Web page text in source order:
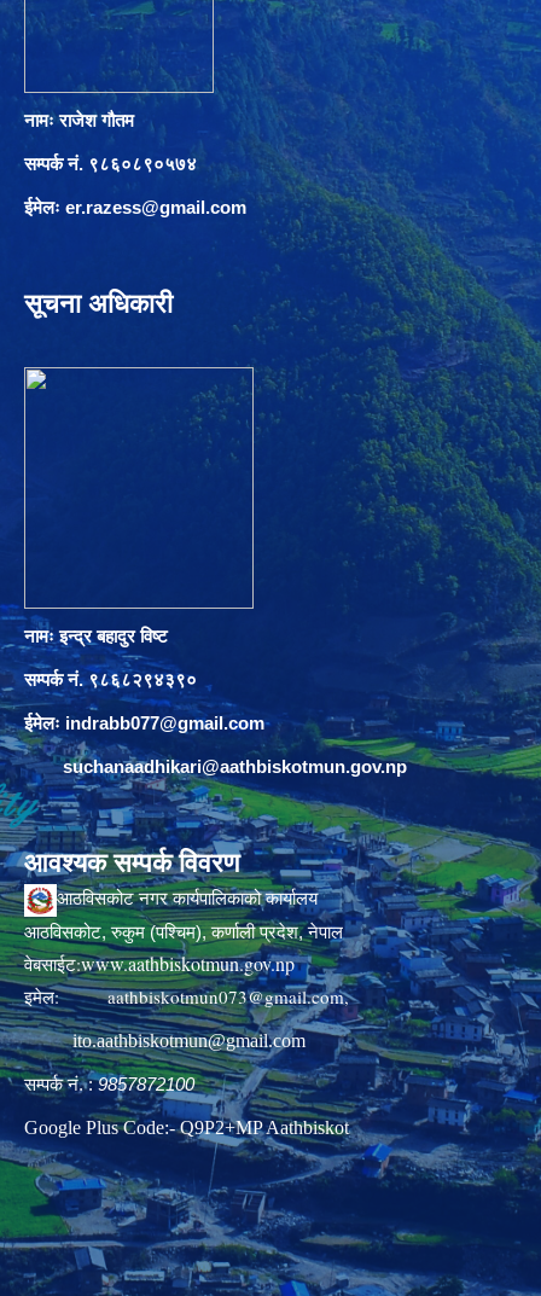
नामः राजेश गौतम
सम्पर्क नं. ९८६०८९०५७४
ईमेलः er.razess@gmail.com
सूचना अधिकारी
नामः इन्द्र बहादुर विष्ट
सम्पर्क नं. ९८६८२९४३९०
ईमेलः indrabb077@gmail.com
suchanaadhikari@aathbiskotmun.gov.np
आवश्यक सम्पर्क विवरण
आठविसकोट नगर कार्यपालिकाको कार्यालय
आठविसकोट, रुकुम (पश्चिम), कर्णाली प्रदेश, नेपाल
वेबसाईट:www.aathbiskotmun.gov.np
इमेल:aathbiskotmun073@gmail.com,
ito.aathbiskotmun@gmail.com
सम्पर्क नं. :9857872100
Google Plus Code:- Q9P2+MP Aathbiskot